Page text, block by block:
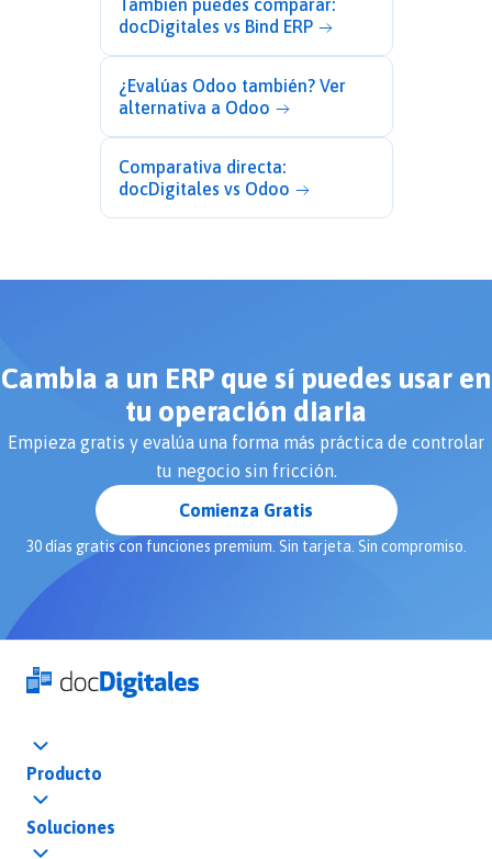
También puedes comparar:
docDigitales vs Bind ERP
¿Evalúas Odoo también? Ver
alternativa a Odoo
Comparativa directa:
docDigitales vs Odoo
Cambia a un ERP que sí puedes usar en
tu operación diaria
Empieza gratis y evalúa una forma más práctica de controlar
tu negocio sin fricción.
Comienza Gratis
30 días gratis con funciones premium. Sin tarjeta. Sin compromiso.
Producto
Soluciones